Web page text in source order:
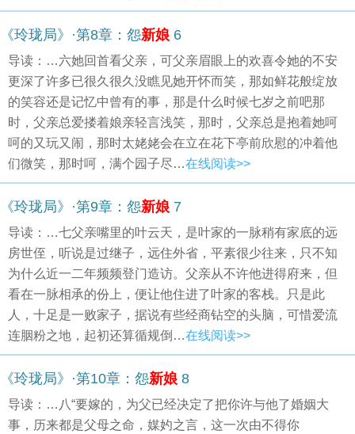
《玲珑局》·第8章：怨新娘 6
导读：…六她回首看父亲，可父亲眉眼上的欢喜令她的不安
更深了许多已很久很久没瞧见她开怀而笑，那如鲜花般绽放
的笑容还是记忆中曾有的事，那是什么时候七岁之前吧那
时，父亲总爱搂着娘亲轻言浅笑，那时，父亲总是抱着她呵
呵的又玩又闹，那时太姥姥会在立在花下亭前欣慰的冲着他
们微笑，那时呵，满个园子尽…在线阅读>>
《玲珑局》·第9章：怨新娘 7
导读：…七父亲嘴里的叶云天，是叶家的一脉稍有家底的远
房世侄，听说是过继子，远住外省，平素很少往来，只不知
为什么近一二年频频登门造访。父亲从不许他进得府来，但
看在一脉相承的份上，便让他住进了叶家的客栈。只是此
人，十足是一败家子，据说有些经商钻空的头脑，可惜爱流
连胭粉之地，起初还算循规倒…在线阅读>>
《玲珑局》·第10章：怨新娘 8
导读：…八“要嫁的，为父已经决定了把你许与他了婚姻大
事，历来都是父母之命，媒妁之言，这一次由不得你